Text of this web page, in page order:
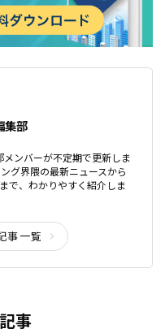
集部
メンバーが不定期で更新しま
グ界隈の最新ニュースから
で、わかりやすく紹介しま
事一覧
事